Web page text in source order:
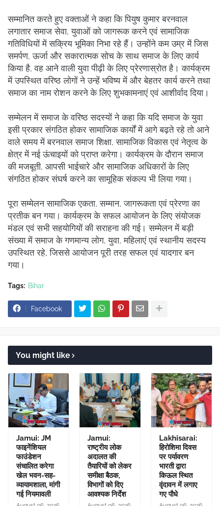
सम्मानित करते हुए वक्ताओं ने कहा कि पियुष कुमार बरनवाल
लगातार समाज सेवा, युवाओं को जागरूक करने एवं सामाजिक
गतिविधियों में सक्रिय भूमिका निभा रहे हैं। उन्होंने कम उम्र में जिस
समर्पण, ऊर्जा और सकारात्मक सोच के साथ समाज के लिए कार्य
किया है, वह आने वाली युवा पीढ़ी के लिए प्रेरणास्रोत है। कार्यक्रम
में उपस्थित वरिष्ठ लोगों ने उन्हें भविष्य में और बेहतर कार्य करने तथा
समाज का नाम रोशन करने के लिए शुभकामनाएं एवं आशीर्वाद दिया।
सम्मेलन में समाज के वरिष्ठ सदस्यों ने कहा कि यदि समाज के युवा
इसी प्रकार संगठित होकर सामाजिक कार्यों में आगे बढ़ते रहे तो आने
वाले समय में बरनवाल समाज शिक्षा, सामाजिक विकास एवं नेतृत्व के
क्षेत्र में नई ऊंचाइयों को प्राप्त करेगा। कार्यक्रम के दौरान समाज
की मजबूती, आपसी भाईचारे और सामाजिक अधिकारों के लिए
संगठित होकर संघर्ष करने का सामूहिक संकल्प भी लिया गया।
पूरा सम्मेलन सामाजिक एकता, सम्मान, जागरूकता एवं प्रेरणा का
प्रतीक बन गया। कार्यक्रम के सफल आयोजन के लिए संयोजक
मंडल एवं सभी सहयोगियों की सराहना की गई। सम्मेलन में बड़ी
संख्या में समाज के गणमान्य लोग, युवा, महिलाएं एवं स्थानीय सदस्य
उपस्थित रहे, जिससे आयोजन पूरी तरह सफल एवं यादगार बन
गया।
Tags: Bihar
Facebook
You might like
Jamui: JM
फाइनेंशियल
फाउंडेशन
संचालित करेगा
खेल भवन-सह-
व्यायामशाला, मांगी
गई नियमावली
Jamui:
राष्ट्रीय लोक
अदालत की
तैयारियों को लेकर
समीक्षा बैठक,
विभागों को दिए
आवश्यक निर्देश
Lakhisarai:
हिरोशिमा दिवस
पर पर्यावरण
भारती द्वारा
किऊल स्थित
वृंदावन में लगाए
गए पौधे